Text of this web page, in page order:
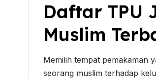
Daftar TPU
Muslim
Memilih tempat pemakaman
seorang muslim terhadap